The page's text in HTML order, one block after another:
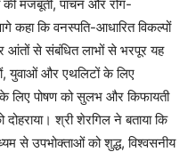
की मजबूती, पाचन और रोग-
कहा कि वनस्पति-आधारित विकल्पों
आंतों से संबंधित लाभों से भरपूर यह
युवाओं और एथलिटों के लिए
के लिए पोषण को सुलभ और किफायती
श्री शेरगिल ने बताया कि
से उपभोक्ताओं को शुद्ध, विश्वसनीय